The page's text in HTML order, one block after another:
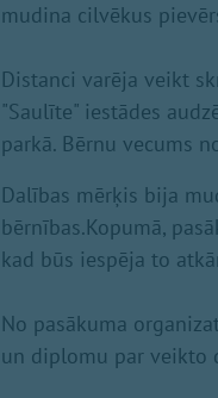
mudina cilvēkus
Distanci varēja veikt
"Saulīte" iestādes
parkā. Bērnu vecums
Dalības mērķis bija
bērnības.Kopumā,
kad būs iespēja to
No pasākuma
un diplomu par veikto